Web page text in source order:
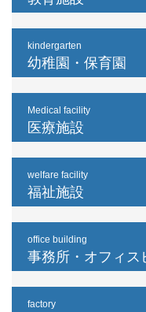
kindergarten
幼稚園・保育園
Medical facility
医療施設
welfare facility
福祉施設
office building
事務所・オフィス
factory